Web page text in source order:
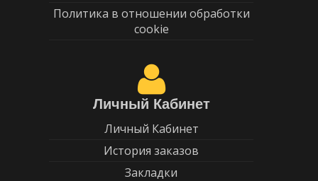
Политика в отношении обработки
cookie
Личный Кабинет
Личный Кабинет
История заказов
Закладки